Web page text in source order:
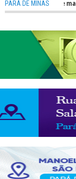
PARÁ DE MINAS
Política precisa de mais